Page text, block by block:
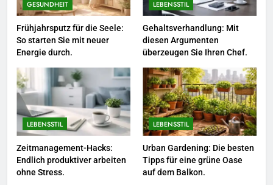
Sie Bienen und Schmetterlinge
in Ihren Garten.
7
Berufliche Neuorientierung: Mut
zum Quereinstieg in der neuen
Saison.
LEBENSSTIL
8
Farbenpracht statt Wintergrau:
So kombinieren Sie Pastelltöne
in diesem Jahr.
GESUNDHEIT
Frühjahrsputz für die Seele:
So starten Sie mit neuer
Energie durch.
LEBENSSTIL
Gehaltsverhandlung: Mit
diesen Argumenten
überzeugen Sie Ihren Chef.
LEBENSSTIL
Zeitmanagement-Hacks:
Endlich produktiver arbeiten
ohne Stress.
LEBENSSTIL
Urban Gardening: Die besten
Tipps für eine grüne Oase
auf dem Balkon.